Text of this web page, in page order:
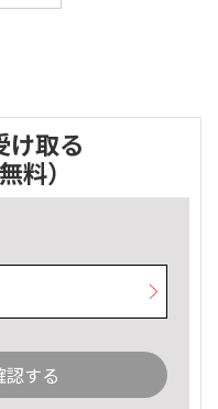
け取る
料）
する